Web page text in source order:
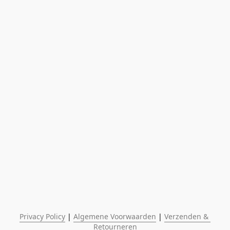
Privacy Policy | Algemene Voorwaarden | Verzenden &
Retourneren